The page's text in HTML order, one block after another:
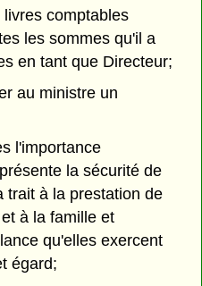
comptables
les sommes qu'il a
en tant que Directeur;
au ministre un
l'importance
la sécurité de
trait à la prestation de
à la famille et
qu'elles exercent
égard;